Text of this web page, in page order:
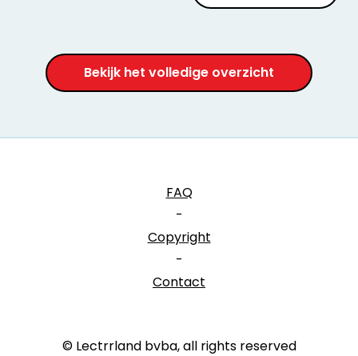
Bekijk het volledige overzicht
FAQ
-
Copyright
-
Contact
© Lectrrland bvba, all rights reserved